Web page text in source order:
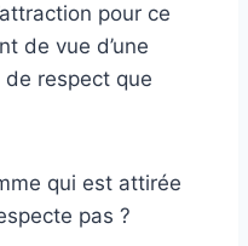
pour ce
de vue d’une
de respect que
qui est attirée
pas ?